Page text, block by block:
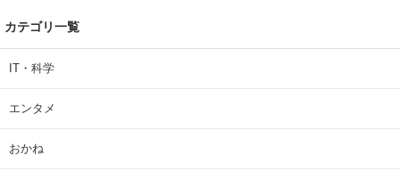
カテゴリ一覧
IT・科学
エンタメ
おかね